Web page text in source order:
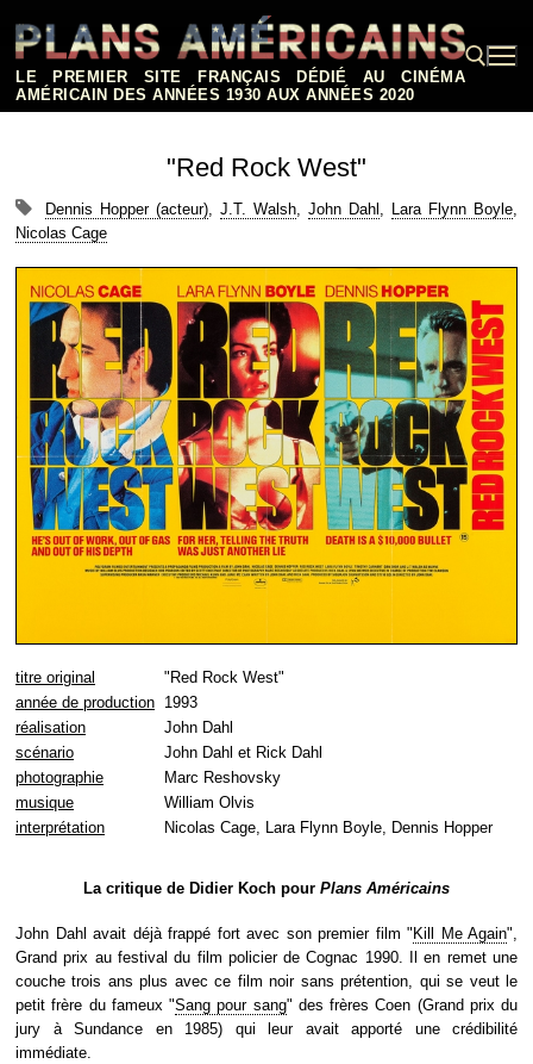
contenu
LE PREMIER SITE FRANÇAIS DÉDIÉ AU CINÉMA
AMÉRICAIN DES ANNÉES 1930 AUX ANNÉES 2020
"Red Rock West"
Dennis Hopper (acteur), J.T. Walsh, John Dahl , Lara Flynn Boyle,
Nicolas Cage
titre original
"Red Rock West"
année de production 1993
réalisation
John Dahl
scénario
John Dahl et Rick Dahl
photographie
Marc Reshovsky
musique
William Olvis
interprétation
Nicolas Cage, Lara Flynn Boyle, Dennis Hopper
La critique de Didier Koch pour Plans Américains
John Dahl avait déjà frappé fort avec son premier film " Kill Me Again",
Grand prix au festival du film policier de Cognac 1990. Il en remet une
couche trois ans plus avec ce film noir sans prétention, qui se veut le
petit frère du fameux "Sang pour sang" des frères Coen (Grand prix du
jury à Sundance en 1985) qui leur avait apporté une crédibilité
immédiate.